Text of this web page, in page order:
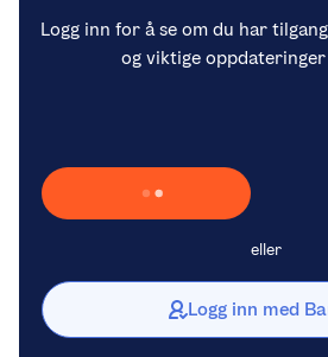
Logg inn for å se om du har
og viktige
Laster inn Vipps …
eller
Logg inn med